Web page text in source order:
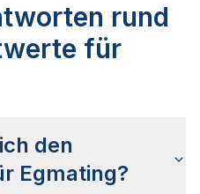
rund
für
den
Egmating?